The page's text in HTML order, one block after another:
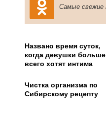
Самые свежие
Названо время суток,
когда девушки больше
всего хотят интима
Чистка организма по
Сибирскому рецепту